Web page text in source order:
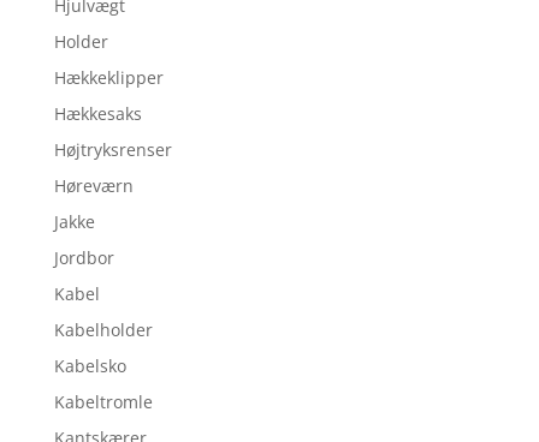
Hjulvægt
Holder
Hækkeklipper
Hækkesaks
Højtryksrenser
Høreværn
Jakke
Jordbor
Kabel
Kabelholder
Kabelsko
Kabeltromle